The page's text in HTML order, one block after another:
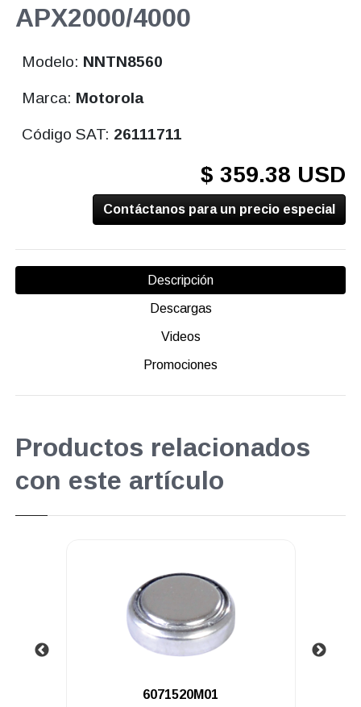
APX2000/4000
Modelo: NNTN8560
Marca: Motorola
Código SAT: 26111711
$ 359.38 USD
Contáctanos para un precio especial
Descripción
Descargas
Videos
Promociones
Productos relacionados
con este artículo
6071520M01